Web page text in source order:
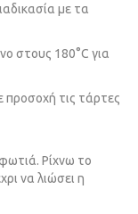
με τα
στους 180°C για
τις τάρτες
Ρίχνω το
να λιώσει η